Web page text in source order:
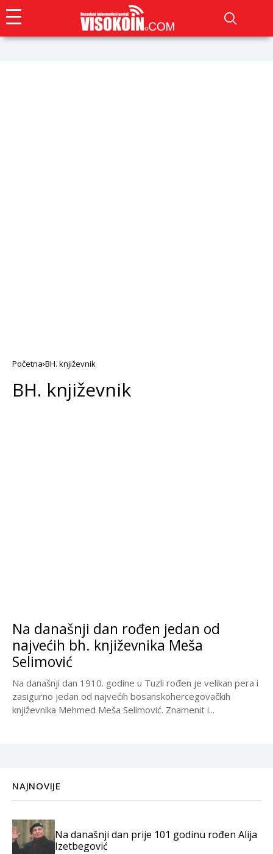
Početna BH. književnik
BH. književnik
Na današnji dan rođen jedan od
najvećih bh. književnika Meša
Selimović
Na današnji dan 1910. godine u Tuzli rođen je velikan pera i
zasigurno jedan od najvećih bosanskohercegovačkih
književnika Mehmed Meša Selimović. Znamenit i...
NAJNOVIJE
Na današnji dan prije 101 godinu rođen Alija
Izetbegović